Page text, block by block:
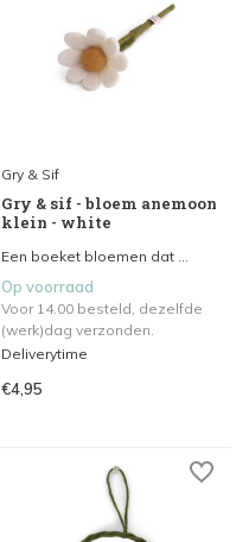
Gry & Sif
Gry & sif - bloem anemoon
klein - white
Een boeket bloemen dat ...
Op voorraad
Voor 14.00 besteld, dezelfde
(werk)dag verzonden.
Deliverytime
€4,95